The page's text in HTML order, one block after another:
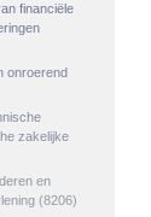
financiële
onroerend
zakelijke
en
(8206)